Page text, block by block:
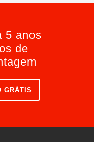
5 anos
de
GRÁTIS